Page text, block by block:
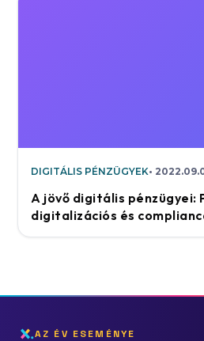
DIGITÁLIS PÉNZÜGYEK
A jövő digitális pénzügyei:
digitalizációs és
AZ ÉV ESEMÉNYE